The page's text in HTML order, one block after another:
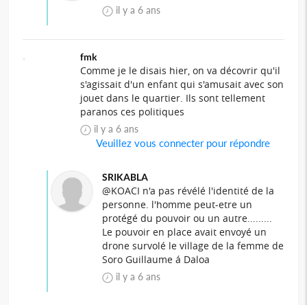
il y a 6 ans
fmk
Comme je le disais hier, on va décovrir qu'il
s'agissait d'un enfant qui s'amusait avec son
jouet dans le quartier. Ils sont tellement
paranos ces politiques
il y a 6 ans
Veuillez vous connecter pour répondre
SRIKABLA
@KOACI n'a pas révélé l'identité de la
personne. l'homme peut-etre un
protégé du pouvoir ou un autre.........
Le pouvoir en place avait envoyé un
drone survolé le village de la femme de
Soro Guillaume á Daloa
il y a 6 ans